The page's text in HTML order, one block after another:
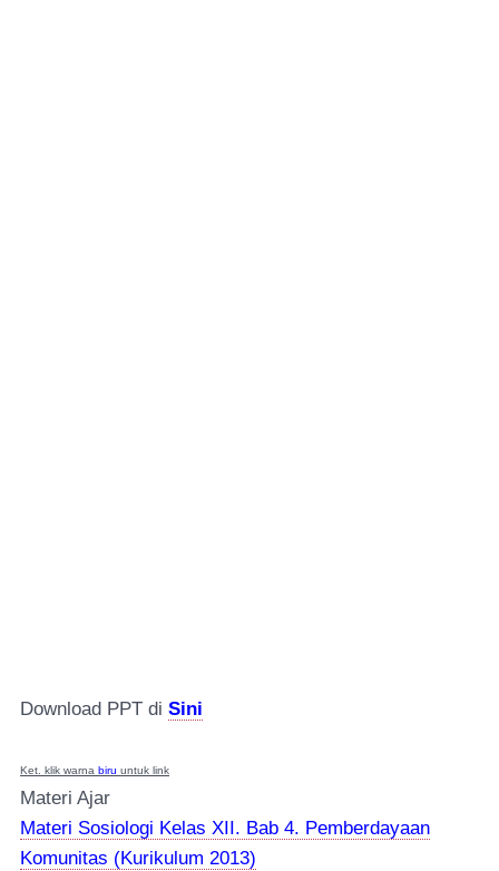
Download PPT di Sini
Ket. klik warna biru untuk link
Materi Ajar
Materi Sosiologi Kelas XII. Bab 4. Pemberdayaan
Komunitas (Kurikulum 2013)